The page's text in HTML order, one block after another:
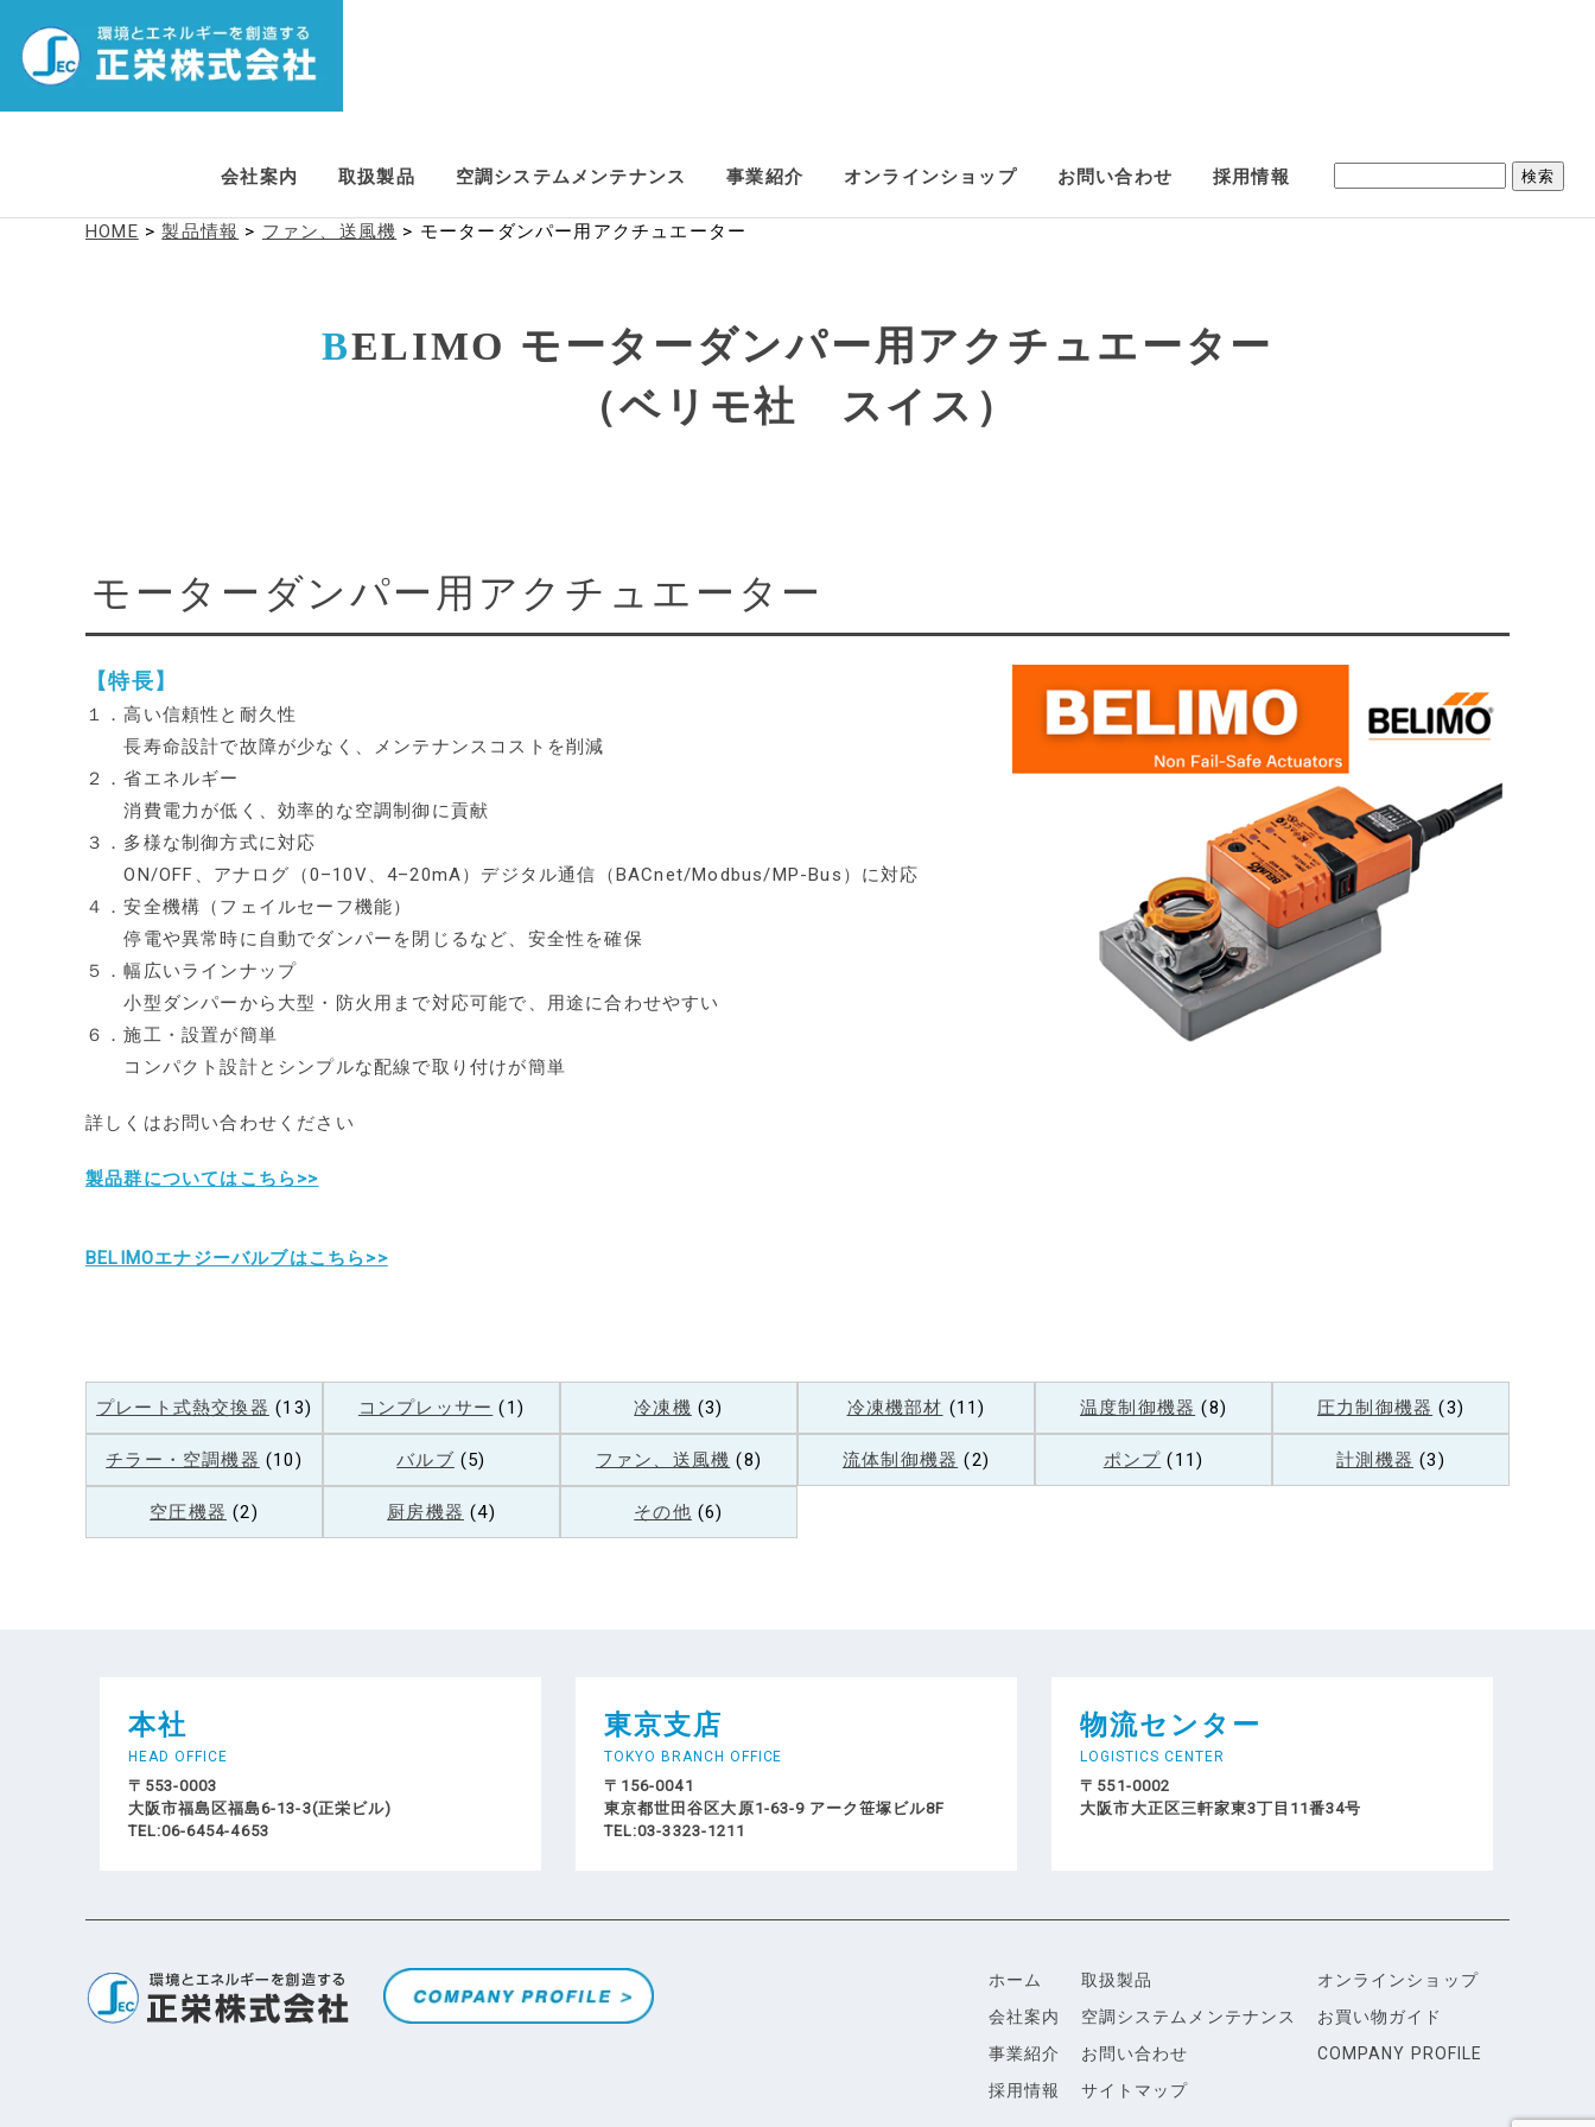
会社案内 取扱製品 空調システムメンテナンス 事業紹介 オンラインショップ お問い合わせ 採用情報
HOME >製品情報 > ファン、送風機 > モーターダンパー用アクチュエーター
BELIMO モーターダンパー用アクチュエーター
（ベリモ社
スイス）
モーターダンパー用 アクチュエーター
【特長】
１．高い信頼性と耐久性
長寿命設計で故障が少なく、メンテナンスコストを削減
２．省エネルギー
消費電力が低く、効率的な空調制御に貢献
３．多様な制御方式に対応
ON/OFF、アナログ（0–10V、4–20mA）デジタル通信（BACnet/Modbus/MP-Bus）に対応
４．安全機構（フェイルセーフ機能）
停電や異常時に自動でダンパーを閉じるなど、安全性を確保
５．幅広いラインナップ
小型ダンパーから大型・防火用まで対応可能で、用途に合わせやすい
６．施工・設置が簡単
コンパクト設計とシンプルな配線で取り付けが簡単
詳しくはお問い合わせください
製品群についてはこちら>>
BELIMOエナジーバルブはこちら>>
プレート式熱交換器 (13) コンプレッサー (1) 冷凍機 (3) 冷凍機部材 (11) 温度制御機器 (8) 圧力制御機器 (3)
チラー・空調機器 (10) バルブ (5) ファン、送風機 (8) 流体制御機器 (2) ポンプ (11) 計測機器 (3)
空圧機器 (2) 厨房機器 (4) その他 (6)
本社
HEAD OFFICE
〒553-0003
大阪市福島区福島6-13-3(正栄ビル)
TEL:06-6454-4653
東京支店
TOKYO BRANCH OFFICE
〒156-0041
東京都世田谷区大原1-63-9 アーク笹塚ビル8F
TEL:03-3323-1211
物流センター
LOGISTICS CENTER
〒551-0002
大阪市大正区三軒家東3丁目11番34号
ホーム
会社案内
事業紹介
採用情報
取扱製品
空調システムメンテナンス
お問い合わせ
サイトマップ
オンラインショップ
お買い物ガイド
COMPANY PROFILE